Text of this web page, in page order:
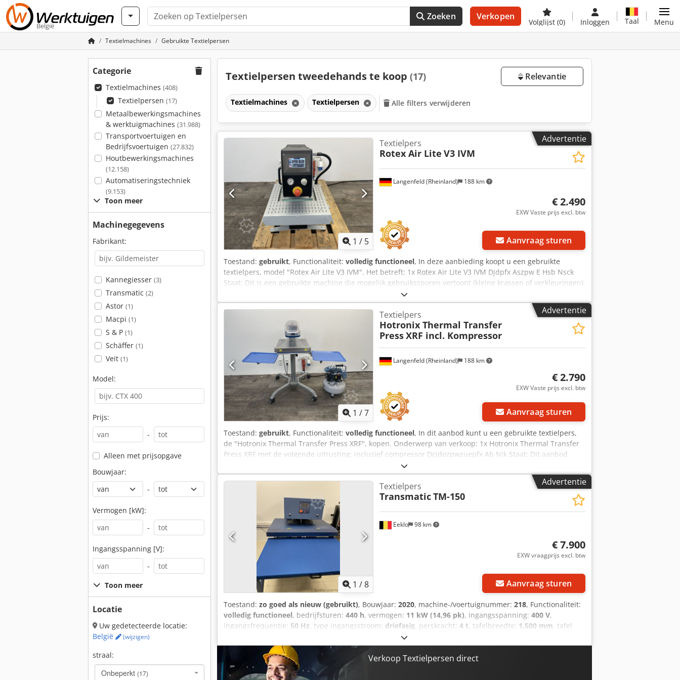
België
Zoeken Verkopen
Volglijst (0) Inloggen Taal Menu
Textielmachines Gebruikte Textielpersen
Categorie
Textielmachines (408)
Textielpersen (17)
Metaalbewerkingsmachines
& werktuigmachines (31.988)
Transportvoertuigen en
Bedrijfsvoertuigen (27.832)
Houtbewerkingsmachines
(12.158)
Automatiseringstechniek
(9.153)
Toon meer
Machinegegevens
Fabrikant:
Kannegiesser (3)
Transmatic (2)
Astor (1)
Macpi (1)
S & P (1)
Schäffer (1)
Veit (1)
Model:
Prijs:
-
Alleen met prijsopgave
Bouwjaar:
-
Vermogen [kW]:
-
Ingangsspanning [V]:
-
Toon meer
Locatie
Uw gedetecteerde locatie:
België
(wijzigen)
straal:
Onbeperkt (17)
Textielpersen tweedehands te koop (17) Relevantie
Textielmachines Textielpersen Alle filters verwijderen
Advertentie
1 / 5
Langenfeld (Rheinland) 188 km
Textielpers
Rotex Air Lite V3 IVM
€ 2.490
EXW Vaste prijs excl. btw
Aanvraag sturen
Toestand: gebruikt, Functionaliteit: volledig functioneel, In deze aanbieding koopt u een gebruikte
textielpers, model "Rotex Air Lite V3 IVM". Het betreft: 1x Rotex Air Lite V3 IVM Djdpfx Aszpw E Hsb Nsck
Staat: Dit is een gebruikte machine die mogelijk gebruikssporen vertoont (kleine krassen of verkleuringen).
De machine is getest en functioneert naar behoren. Verpakking en verzending: U kunt de machine tijdens
onze openingstijden komen bekijken. Maak hiervoor een afspraak! Een zeewaardige verpakking en
wereldwijde verzending zijn op aanvraag mogelijk. Voor verzending of aflevering wordt een functionele
test op video vastgelegd. Voor meer informatie kunt u uiteraard ook persoonlijk contact met ons opnemen.
Advertentie
1 /7
Langenfeld (Rheinland) 188 km
Textielpers
Hotronix Thermal Transfer
PressXRF incl. Kompressor
€ 2.790
EXW Vaste prijs excl. btw
Aanvraag sturen
Toestand: gebruikt, Functionaliteit: volledig functioneel, In dit aanbod kunt u een gebruikte textielpers,
de "Hotronix Thermal Transfer Press XRF", kopen. Onderwerp van verkoop: 1x Hotronix Thermal Transfer
Press XRF met de volgende uitrusting: inclusief compressor Dcjdozpwzuepfx Ab Njk Staat: Dit aanbod
betreft een gebruikt apparaat, dat mogelijk gebruikssporen vertoont (kleine krassen of verkleuringen). Het
apparaat is getest en functioneert naar behoren. Verpakking en verzending: U kunt het apparaat tijdens
onze openingstijden komen bekijken. Maak hiervoor een afspraak! Een zeewaardige verpakking en
wereldwijde verzending zijn op aanvraag mogelijk! Voor verzending of afhalen wordt een functionele test
in video vastgelegd. Voor meer informatie kunt u uiteraard ook persoonlijk contact met ons opnemen.
Advertentie
1 /8
Eeklo 98 km
Textielpers
TransmaticTM-150
€ 7.900
EXW vraagprijs excl. btw
Aanvraag sturen
Toestand: zo goed als nieuw (gebruikt), Bouwjaar: 2020, machine-/voertuignummer: 218, Functionaliteit:
volledig functioneel, bedrijfsturen: 440 h, vermogen: 11 kW (14,96 pk), ingangsspanning: 400 V,
ingangsfrequentie: 50 Hz, type ingangsstroom: driefasig, perskracht: 4 t, tafelbreedte: 1.500 mm, tafel
, persplaatlengte:
Uitrusting:CE-markering, documentatie / handleiding, Professionele Transmatic TM-150 Transferpers
(150x100 cm) Een hoogwaardige, professionele Transmatic TM-150 vlakpers. Dit is een zware,
automatische elektrische transferpers die perfect geschikt is voor het bedrukken van grote volumes
Verkoop Textielpersen direct